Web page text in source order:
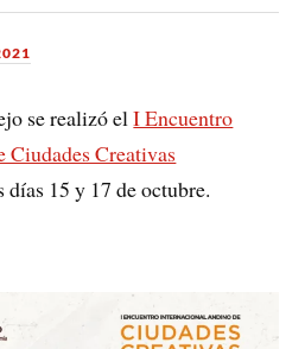
se realizó elI Encuentro
Creativas
días 15 y 17 de octubre.